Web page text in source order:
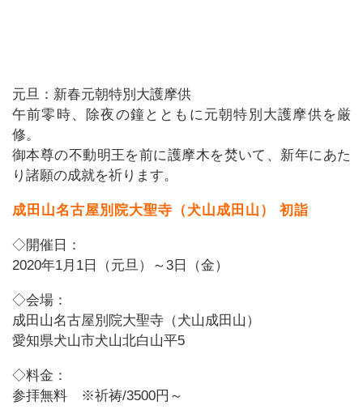
元旦：新春元朝特別大護摩供
午前零時、除夜の鐘とともに元朝特別大護摩供を厳
修。
御本尊の不動明王を前に護摩木を焚いて、新年にあた
り諸願の成就を祈ります。
成田山名古屋別院大聖寺（犬山成田山） 初詣
◇開催日：
2020年1月1日（元旦）～3日（金）
◇会場：
成田山名古屋別院大聖寺（犬山成田山）
愛知県犬山市犬山北白山平5
◇料金：
参拝無料 ※祈祷/3500円～